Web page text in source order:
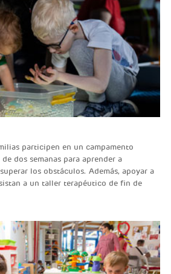
participen en un campamento
dos semanas para aprender a
los obstáculos. Además, apoyar a
a un taller terapéutico de fin de